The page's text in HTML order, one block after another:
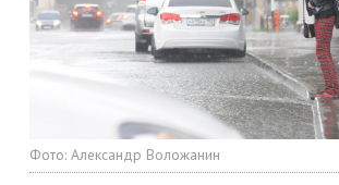
Фото: Александр Воложанин